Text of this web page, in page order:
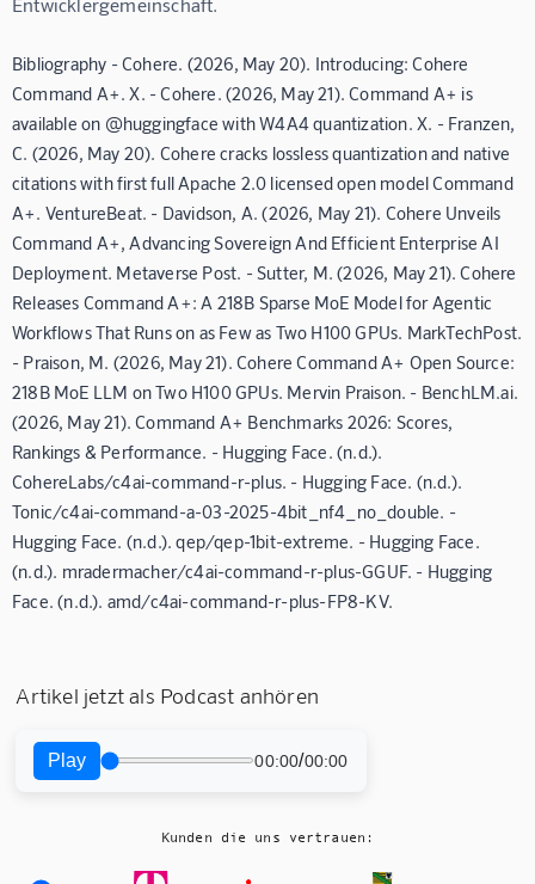
Bibliography - Cohere. (2026, May 20). Introducing: Cohere
Command A+. X. - Cohere. (2026, May 21). Command A+ is
available on @huggingface with W4A4 quantization. X. - Franzen,
C. (2026, May 20). Cohere cracks lossless quantization and native
citations with first full Apache 2.0 licensed open model Command
A+. VentureBeat. - Davidson, A. (2026, May 21). Cohere Unveils
Command A+, Advancing Sovereign And Efficient Enterprise AI
Deployment. Metaverse Post. - Sutter, M. (2026, May 21). Cohere
Releases Command A+: A 218B Sparse MoE Model for Agentic
Workflows That Runs on as Few as Two H100 GPUs. MarkTechPost.
- Praison, M. (2026, May 21). Cohere Command A+ Open Source:
218B MoE LLM on Two H100 GPUs. Mervin Praison. - BenchLM.ai.
(2026, May 21). Command A+ Benchmarks 2026: Scores,
Rankings & Performance. - Hugging Face. (n.d.).
CohereLabs/c4ai-command-r-plus. - Hugging Face. (n.d.).
Tonic/c4ai-command-a-03-2025-4bit_nf4_no_double. -
Hugging Face. (n.d.). qep/qep-1bit-extreme. - Hugging Face.
(n.d.). mradermacher/c4ai-command-r-plus-GGUF. - Hugging
Face. (n.d.). amd/c4ai-command-r-plus-FP8-KV.
Artikel jetzt als Podcast anhören
Play 00:00/00:00
Kunden die uns vertrauen: